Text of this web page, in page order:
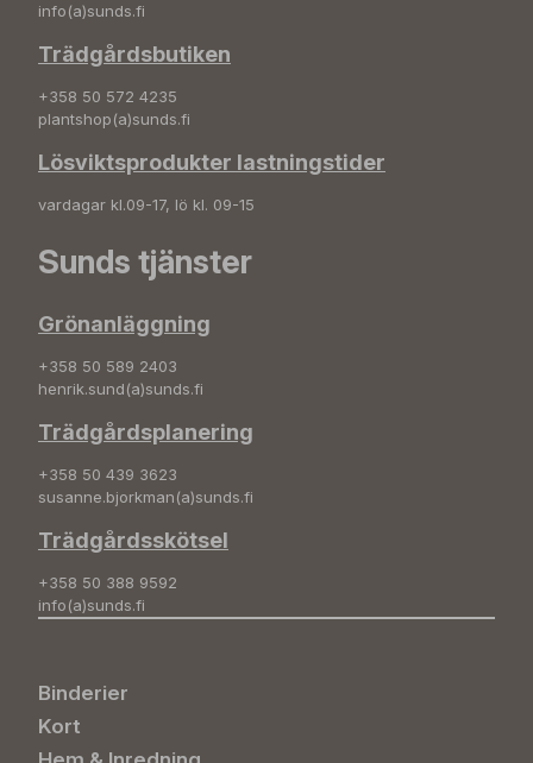
info(a)sunds.fi
Trädgårdsbutiken
+358 50 572 4235
plantshop(a)sunds.fi
Lösviktsprodukter lastningstider
vardagar kl.09-17, lö kl. 09-15
Sunds tjänster
Grönanläggning
+358 50 589 2403
henrik.sund(a)sunds.fi
Trädgårdsplanering
+358 50 439 3623
susanne.bjorkman(a)sunds.fi
Trädgårdsskötsel
+358 50 388 9592
info(a)sunds.fi
Binderier
Kort